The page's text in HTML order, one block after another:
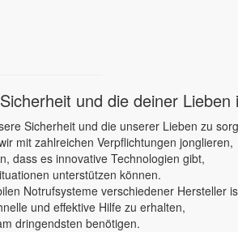
und die deiner Lieben
Sicherheit und die unserer Lieben zu
mit zahlreichen Verpflichtungen jonglieren,
dass es innovative Technologien gibt,
unterstützen können.
Notrufsysteme verschiedener Hersteller
und effektive Hilfe zu erhalten,
dringendsten benötigen.